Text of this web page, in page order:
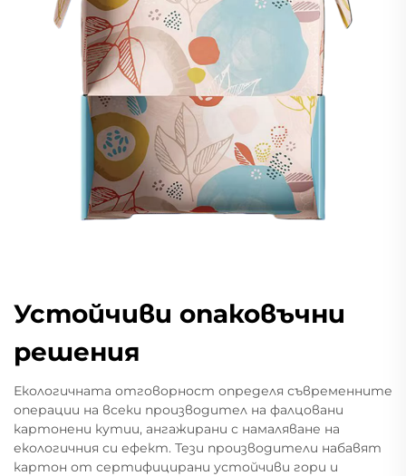
Устойчиви опаковъчни
решения
Екологичната отговорност определя съвременните
операции на всеки производител на фалцовани
картонени кутии, ангажирани с намаляване на
екологичния си ефект. Тези производители набавят
картон от сертифицирани устойчиви гори и